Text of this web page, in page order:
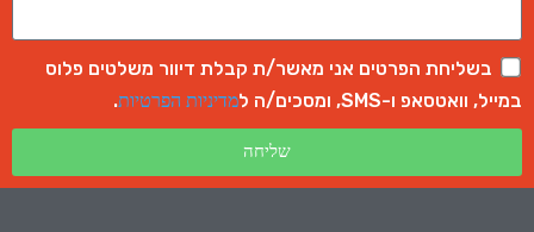
בשליחת הפרטים אני מאשר/ת קבלת דיוור משלטים פלוס
במייל, וואטסאפ ו-SMS, ומסכים/ה ל
מדיניות הפרטיות.
שליחה